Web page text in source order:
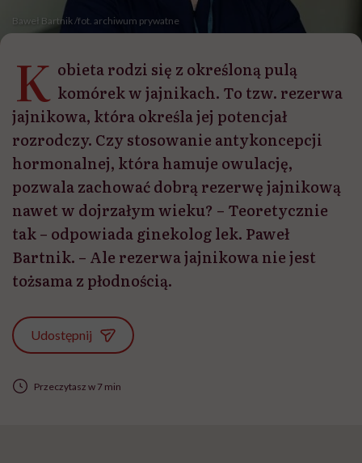
Baweł Bartnik /fot. archiwum prywatne
K obieta rodzi się z określoną pulą
komórek w jajnikach. To tzw. rezerwa
jajnikowa, która określa jej potencjał
rozrodczy. Czy stosowanie antykoncepcji
hormonalnej, która hamuje owulację,
pozwala zachować dobrą rezerwę jajnikową
nawet w dojrzałym wieku? – Teoretycznie
tak – odpowiada ginekolog lek. Paweł
Bartnik. – Ale rezerwa jajnikowa nie jest
tożsama z płodnością.
Udostępnij
Przeczytasz w 7 min